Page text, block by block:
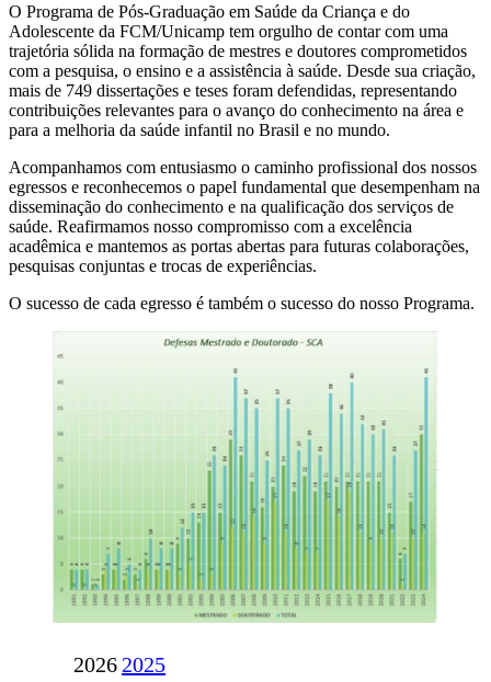
O Programa de Pós-Graduação em Saúde da Criança e do
Adolescente da FCM/Unicamp tem orgulho de contar com uma
trajetória sólida na formação de mestres e doutores comprometidos
com a pesquisa, o ensino e a assistência à saúde. Desde sua criação,
mais de 749 dissertações e teses foram defendidas, representando
contribuições relevantes para o avanço do conhecimento na área e
para a melhoria da saúde infantil no Brasil e no mundo.
Acompanhamos com entusiasmo o caminho profissional dos nossos
egressos e reconhecemos o papel fundamental que desempenham na
disseminação do conhecimento e na qualificação dos serviços de
saúde. Reafirmamos nosso compromisso com a excelência
acadêmica e mantemos as portas abertas para futuras colaborações,
pesquisas conjuntas e trocas de experiências.
O sucesso de cada egresso é também o sucesso do nosso Programa.
2026 2025